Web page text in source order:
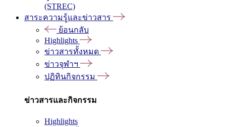
(STREC)
สาระความรู้และข่าวสาร
ย้อนกลับ
Highlights
ข่าวสารทั้งหมด
ข่าวจุฬาฯ
ปฏิทินกิจกรรม
ข่าวสารและกิจกรรม
Highlights